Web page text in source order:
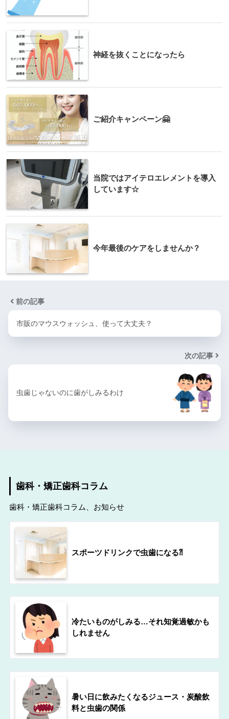
神経を抜くことになったら
ご紹介キャンペーン🤗
当院ではアイテロエレメントを導入
しています☆
今年最後のケアをしませんか？
前の記事
市販のマウスウォッシュ、使って大丈夫？
次の記事
虫歯じゃないのに歯がしみるわけ
歯科・矯正歯科コラム
歯科・矯正歯科コラム、お知らせ
スポーツドリンクで虫歯になる⁈
冷たいものがしみる…それ知覚過敏かも
しれません
暑い日に飲みたくなるジュース・炭酸飲
料と虫歯の関係